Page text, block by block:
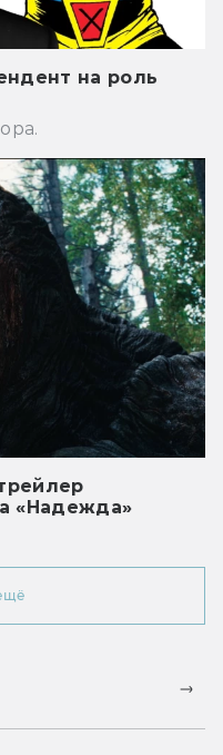
на роль
«Надежда»